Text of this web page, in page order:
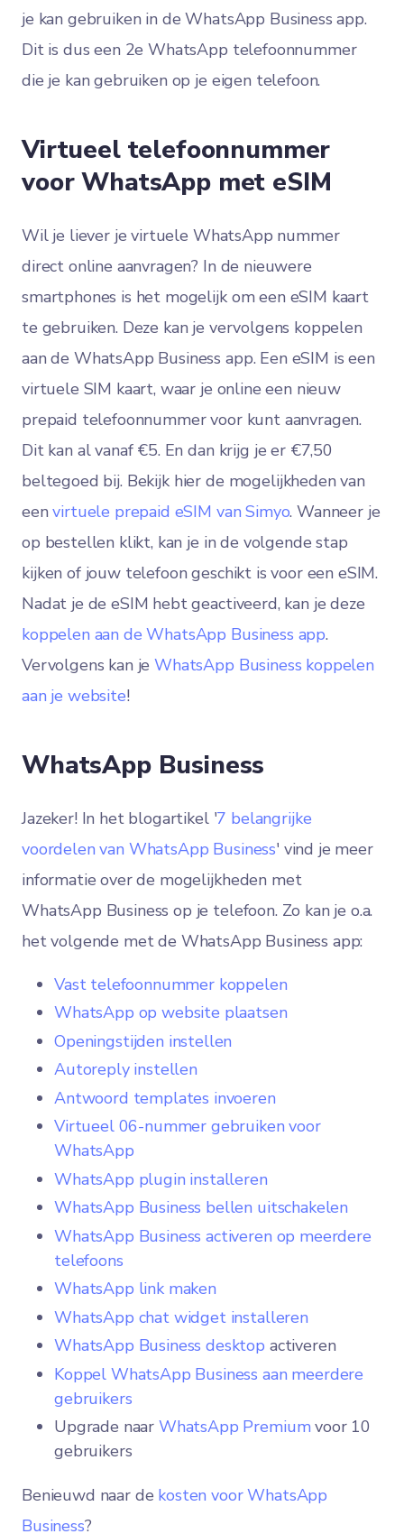
je kan gebruiken in de WhatsApp Business app.
Dit is dus een 2e WhatsApp telefoonnummer
die je kan gebruiken op je eigen telefoon.
Virtueel telefoonnummer
voor WhatsApp met eSIM
Wil je liever je virtuele WhatsApp nummer
direct online aanvragen? In de nieuwere
smartphones is het mogelijk om een eSIM kaart
te gebruiken. Deze kan je vervolgens koppelen
aan de WhatsApp Business app. Een eSIM is een
virtuele SIM kaart, waar je online een nieuw
prepaid telefoonnummer voor kunt aanvragen.
Dit kan al vanaf €5. En dan krijg je er €7,50
beltegoed bij. Bekijk hier de mogelijkheden van
eenvirtuele prepaid eSIM van Simyo. Wanneer je
op bestellen klikt, kan je in de volgende stap
kijken of jouw telefoon geschikt is voor een eSIM.
Nadat je de eSIM hebt geactiveerd, kan je deze
koppelen aan de WhatsApp Business app.
Vervolgens kan jeWhatsApp Business koppelen
aan je website!
WhatsApp Business
Jazeker! In het blogartikel '7 belangrijke
voordelen van WhatsApp Business' vind je meer
informatie over de mogelijkheden met
WhatsApp Business op je telefoon. Zo kan je o.a.
het volgende met de WhatsApp Business app:
Vast telefoonnummer koppelen
WhatsApp op website plaatsen
Openingstijden instellen
Autoreply instellen
Antwoord templates invoeren
Virtueel 06-nummer gebruiken voor
WhatsApp
WhatsApp plugin installeren
WhatsApp Business bellen uitschakelen
WhatsApp Business activeren op meerdere
telefoons
WhatsApp link maken
WhatsApp chat widget installeren
WhatsApp Business desktop activeren
Koppel WhatsApp Business aan meerdere
gebruikers
Upgrade naar WhatsApp Premium voor 10
gebruikers
Benieuwd naar de kosten voor WhatsApp
Business?